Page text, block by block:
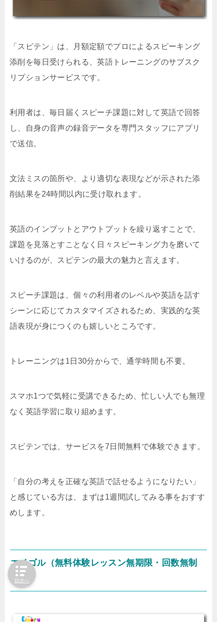
「スピテン」は、月額定額でプロによるスピーキング
添削を毎日受けられる、英語トレーニングのサブスク
リプションサービスです。
利用者は、毎日届くスピーチ課題に対して英語で回答
し、自身の音声の録音データを専門スタッフにアプリ
で送信。
文法ミスの箇所や、より適切な表現などが示された添
削結果を24時間以内に受け取れます。
英語のインプットとアウトプットを繰り返すことで、
課題を見落とすことなく日々スピーキング力を磨いて
いけるのが、スピテンの最大の魅力と言えます。
スピーチ課題は、個々の利用者のレベルや英語を話す
シーンに応じてカスタマイズされるため、実践的な英
語表現が身につくのも嬉しいところです。
トレーニングは1日30分からで、通学時間も不要。
スマホ1つで気軽に受講できるため、忙しい人でも無理
なく英語学習に取り組めます。
スピテンでは、サービスを7日間無料で体験できます。
「自分の考えを正確な英語で話せるようになりたい」
と感じている方は、まずは1週間試してみる事をおすす
めします。
エイゴル（無料体験レッスン無期限・回数無制
限）
目次へ